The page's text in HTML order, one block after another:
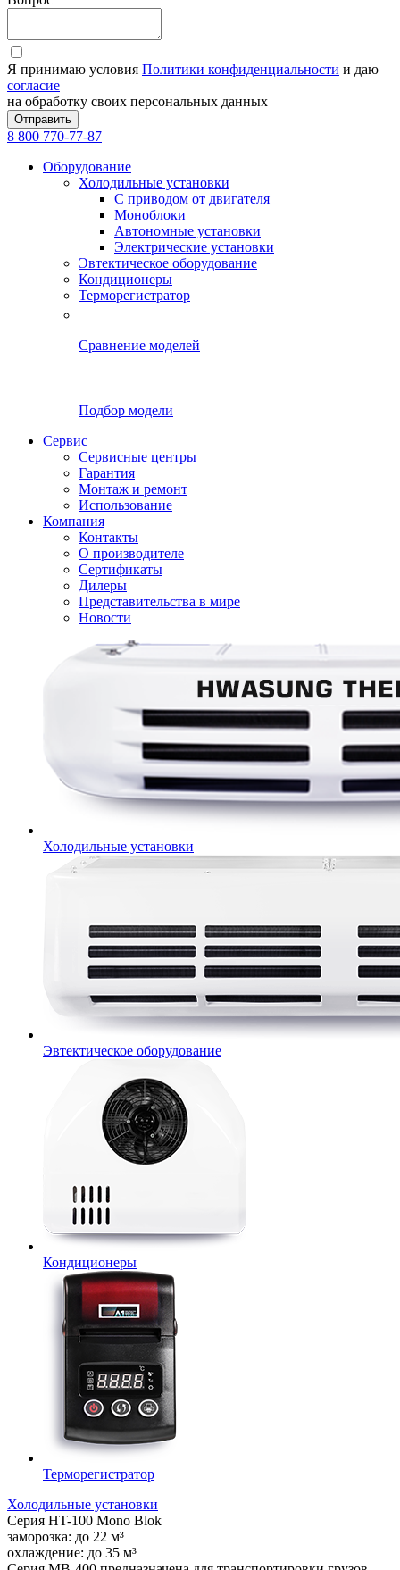
Я принимаю условия Политики конфиденциальности и даю
согласие
на обработку своих персональных данных
Отправить
8 800 770-77-87
Оборудование
Холодильные установки
С приводом от двигателя
Моноблоки
Автономные установки
Электрические установки
Эвтектическое оборудование
Кондиционеры
Терморегистратор
Сравнение моделей
Подбор модели
Сервис
Сервисные центры
Гарантия
Монтаж и ремонт
Использование
Компания
Контакты
О производителе
Сертификаты
Дилеры
Представительства в мире
Новости
Холодильные установки
Эвтектическое оборудование
Кондиционеры
Терморегистратор
Холодильные установки
Серия HT-100 Mono Blok
заморозка: до 22 м³
охлаждение: до 35 м³